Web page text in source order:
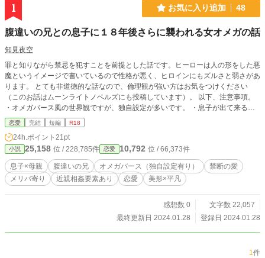
1 お気に入り追加 48
腹違いの兄との息子に１８年後さらに襲われる女オメガの話
知見夜空
罪と知りながら禁忌を犯すことを前提とした話です。ヒーローは人の形をした悪
魔というイメージで書いているので性格が悪く、ヒロインにもズルさと弱さがあ
ります。 とても非道徳的な話なので、倫理観が強い方はお気をつけください
（このお話はムーンライトノベルズにも投稿しています）。 以下、注意事項。
・オメガバース風の世界観ですが、独自設定が多いです。 ・息子が出て来るま
での前置きが長く、他の男性との性描写があります。 ・近親相姦という題材的
にＲ１８にしましたが、直接的な性描写はありません。
恋愛 完結 短編 R18
24h.ポイント 21pt
小説 25,158 位 / 228,785件 恋愛 10,792 位 / 66,373件
息子×母親 腹違いの兄 オメガバース（独自設定有り）
禁断の愛
メリバ寄り
近親相姦要素あり 恋愛 美形×平凡
感想数 0
文字数 22,057
最終更新日 2024.01.28
登録日 2024.01.28
1件